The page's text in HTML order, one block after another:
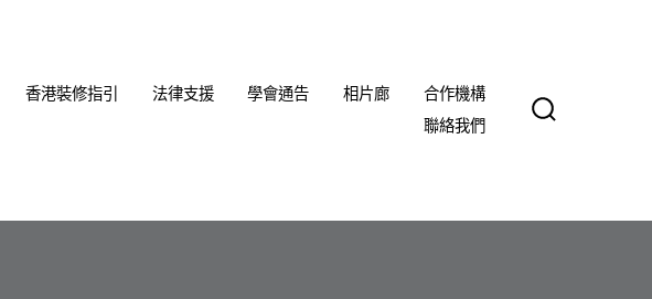
香港裝修指引 法律支援 學會通告 相片廊
合作機構
聯絡我們